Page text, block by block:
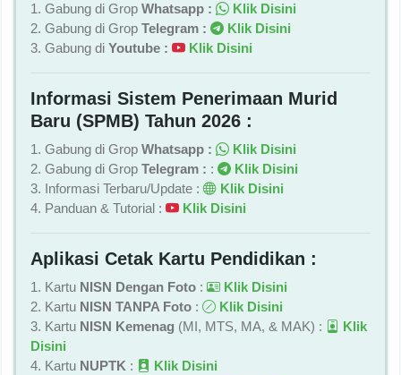
1. Gabung di Grop Whatsapp :
Klik Disini
2. Gabung di Grop Telegram :
Klik Disini
3. Gabung di Youtube : Klik Disini
Informasi Sistem Penerimaan Murid
Baru (SPMB) Tahun 2026 :
1. Gabung di Grop Whatsapp :
Klik Disini
2. Gabung di Grop Telegram : :
Klik Disini
3. Informasi Terbaru/Update :
Klik Disini
4. Panduan & Tutorial :
Klik Disini
Aplikasi Cetak Kartu Pendidikan :
1. Kartu NISN Dengan Foto :
Klik Disini
2. Kartu NISN TANPA Foto :
Klik Disini
3. Kartu NISN Kemenag (MI, MTS, MA, & MAK) :
Klik
Disini
4. Kartu NUPTK :
Klik Disini